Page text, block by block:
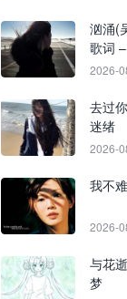
汹涌(
歌词
2026-
去过
迷绪
2026-
我不
2026-
与花
梦